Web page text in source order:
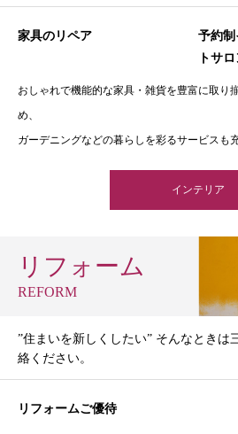
家具のリペア
予約
トサ
おしゃれで機能的な家具・雑貨を豊富に取り
め、
ガーデニングなどの暮らしを彩るサービスも充
インテリア
リフォーム
REFORM
”住まいを新しくしたい” そんなときは
絡ください。
リフォームご優待